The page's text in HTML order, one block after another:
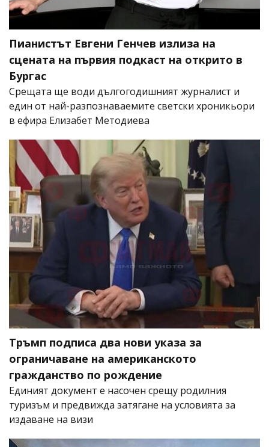
Пианистът Евгени Генчев излиза на
сцената на първия подкаст на открито в
Бургас
Срещата ще води дългогодишният журналист и
един от най-разпознаваемите светски хроникьори
в ефира Елизабет Методиева
Тръмп подписа два нови указа за
ограничаване на американското
гражданство по рождение
Единият документ е насочен срещу родилния
туризъм и предвижда затягане на условията за
издаване на визи